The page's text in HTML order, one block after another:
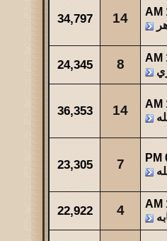
14
34,797
8
24,345
14
36,353
7
23,305
4
22,922